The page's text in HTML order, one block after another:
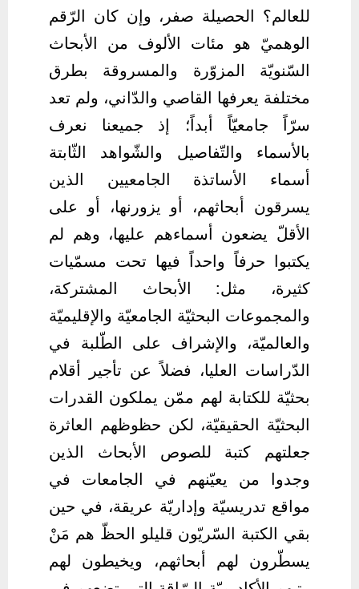
للعالم؟ الحصيلة صفر، وإن كان الرّقم
الوهميّ هو مئات الألوف من الأبحاث
السّنويّة المزوّرة والمسروقة بطرق
مختلفة يعرفها القاصي والدّاني، ولم تعد
سرّاً جامعيّاً أبداً؛ إذ جميعنا نعرف
بالأسماء والتّفاصيل والشّواهد الثّابتة
أسماء الأساتذة الجامعيين الذين
يسرقون أبحاثهم، أو يزورنها، أو على
الأقلّ يضعون أسماءهم عليها، وهم لم
يكتبوا حرفاً واحداً فيها تحت مسمّيات
كثيرة، مثل: الأبحاث المشتركة،
والمجموعات البحثيّة الجامعيّة والإقليميّة
والعالميّة، والإشراف على الطّلبة في
الدّراسات العليا، فضلاً عن تأجير أقلام
بحثيّة للكتابة لهم ممّن يملكون القدرات
البحثيّة الحقيقيّة، لكن حظوظهم العاثرة
جعلتهم كتبة للصوص الأبحاث الذين
وجدوا من يعيّنهم في الجامعات في
مواقع تدريسيّة وإداريّة عريقة، في حين
بقي الكتبة السّريّون قليلو الحظّ هم مَنْ
يسطّرون لهم أبحاثهم، ويخيطون لهم